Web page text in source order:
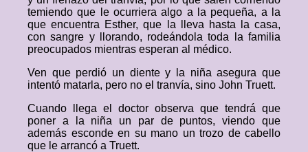
temiendo que le ocurriera algo a la pequeña, a la
que encuentra Esther, que la lleva hasta la casa,
con sangre y llorando, rodeándola toda la familia
preocupados mientras esperan al médico.
Ven que perdió un diente y la niña asegura que
intentó matarla, pero no el tranvía, sino John Truett.
Cuando llega el doctor observa que tendrá que
poner a la niña un par de puntos, viendo que
además esconde en su mano un trozo de cabello
que le arrancó a Truett.